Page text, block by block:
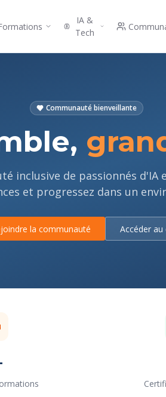
IA &
Tech
Communauté bienveillante
inclusive de passionnés d'IA
et progressez dans un
la communauté Accéder au